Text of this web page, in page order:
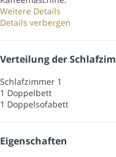
Weitere Details
Details verbergen
Verteilung der
Schlafzimmer 1
1 Doppelbett
1 Doppelsofabett
Eigenschaften